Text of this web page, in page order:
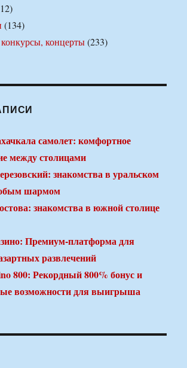
(134)
концерты(233)
самолет: комфортное
между столицами
знакомства в уральском
шармом
знакомства в южной столице
Премиум-платформа для
развлечений
800: Рекордный 800% бонус и
возможности для выигрыша